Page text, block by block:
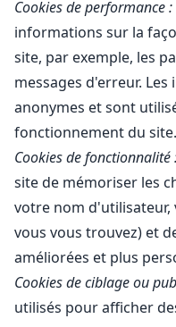
Cookies de performance :
informations sur la
site, par exemple, les
messages d'erreur.
anonymes et sont
fonctionnement du site.
Cookies de fonctionnalité
site de mémoriser les
votre nom
vous vous trouvez) et
améliorées et plus
Cookies de ciblage ou
utilisés pour afficher